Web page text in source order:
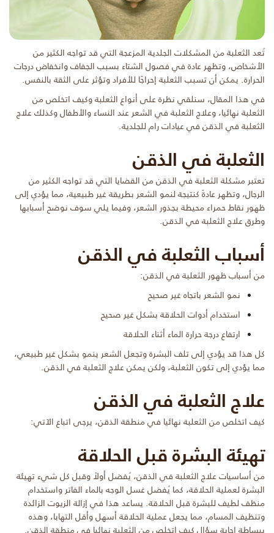
تُعد الثعلبة من المشكلات الجلدية المزعجة التي قد تواجه الكثير من
الأشخاص، وتظهر عادة في فصول الشتاء بسبب الجفاف وانخفاض درجات
الحرارة. يمكن أن تسبب الثعلبة إحراجًا للأفراد وتؤثر على الثقة بالنفس.
في هذا المقال، سنلقي نظرة على أنواع الثعلبة وكيف اتخلص من
الثعلبة نهائيا، وعلاج الثعلبة في الشعر عند النساء والأطفال وكذلك علاج
الثعلبة في الذقن في عيادات رام للجلدية.
الثعلبة في الذقن
تعتبر مشكلة الثعلبة في الذقن من القضايا التي قد تواجه الكثير من
الرجال، وتظهر عادةً كنتيجة لنمو الشعر بطريقة غير طبيعية، مما يؤدي إلى
ظهور نقاط حمراء محيطة بجذور الشعر، وفيما يلي سوف نوضح أسبابها
وطرق علاج الثعلبة في الذقن.
أسباب الثعلبة في الذقن
من أسباب ظهور الثعلبة في الذقن:
نمو الشعر باتجاه غير صحيح
استخدام أدوات الحلاقة بشكل غير صحيح
ارتفاع درجة حرارة الماء أثناء الحلاقة
كل هذا قد يؤدي إلى تلف البشرة وتجعل الشعر ينمو بشكل غير طبيعي،
مما يؤدي إلى تكون الثعلبة، ولكن يمكن علاج الثعلبة في الذقن.
علاج الثعلبة في الذقن
كيف اتخلص من الثعلبة نهائيا في منطقة الذقن، يرجى اتباع الآتي:
تهيئة البشرة قبل الحلاقة
من أساسيات علاج الثعلبة في الذقن، يُفضل أولاً وقبل كل شيء تهيئة
البشرة لعملية الحلاقة، كما يُفضل غسل الوجه بالماء الفاتر واستخدام
منظف لطيف للبشرة قبل الحلاقة. يساعد هذا في إزالة الزيوت الزائدة
وتنظيف المسام، مما يجعل عملية الحلاقة أسهل وأقل التهابا، وهذه
ببساطة إجابة سؤال كيف اتخلص من الثعلبة نهائيا في منطقة الذقن.